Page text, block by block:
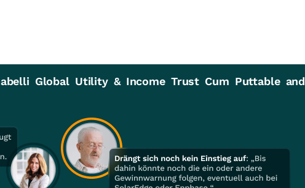
Global Utility & Income Trust Cum Puttable and